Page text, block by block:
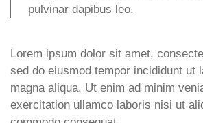
pulvinar dapibus leo.
Lorem ipsum dolor sit amet,
sed do eiusmod tempor incididunt ut
magna aliqua. Ut enim ad minim
exercitation ullamco laboris nisi ut